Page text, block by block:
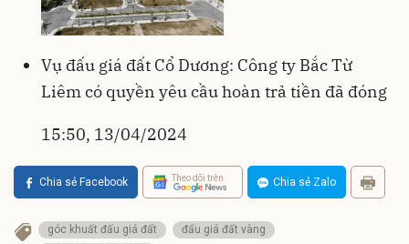
Vụ đấu giá đất Cổ Dương: Công ty Bắc Từ
Liêm có quyền yêu cầu hoàn trả tiền đã đóng
15:50, 13/04/2024
Chia sẻ Facebook Theo dõi trên Chia sẻ Zalo
góc khuất đấu giá đất
đấu giá đất vàng